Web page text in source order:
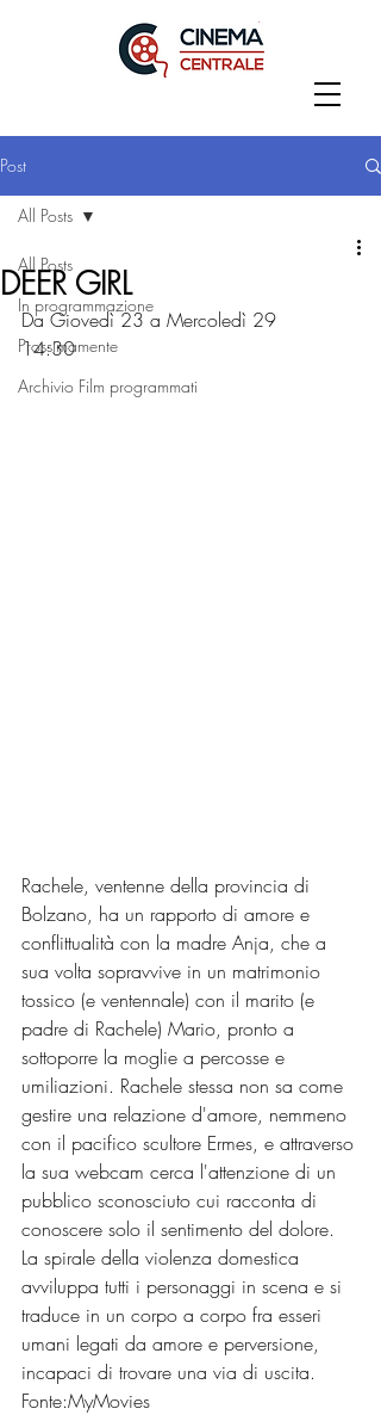
Post
All Posts
In programmazione
Prossimamente
Archivio Film programmati
All Posts
DEER GIRL
Da Giovedì 23 a Mercoledì 29
14:30
Rachele, ventenne della provincia di
Bolzano, ha un rapporto di amore e
conflittualità con la madre Anja, che a
sua volta sopravvive in un matrimonio
tossico (e ventennale) con il marito (e
padre di Rachele) Mario, pronto a
sottoporre la moglie a percosse e
umiliazioni. Rachele stessa non sa come
gestire una relazione d'amore, nemmeno
con il pacifico scultore Ermes, e attraverso
la sua webcam cerca l'attenzione di un
pubblico sconosciuto cui racconta di
conoscere solo il sentimento del dolore.
La spirale della violenza domestica
avviluppa tutti i personaggi in scena e si
traduce in un corpo a corpo fra esseri
umani legati da amore e perversione,
incapaci di trovare una via di uscita.
Fonte:MyMovies